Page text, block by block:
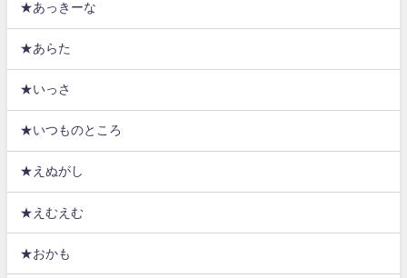
★あっきーな
★あらた
★いっさ
★いつものところ
★えぬがし
★えむえむ
★おかも